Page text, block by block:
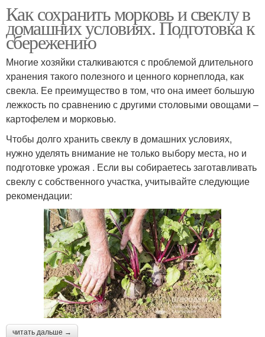
Как сохранить морковь и свеклу в
домашних условиях. Подготовка к
сбережению
Многие хозяйки сталкиваются с проблемой длительного
хранения такого полезного и ценного корнеплода, как
свекла. Ее преимущество в том, что она имеет большую
лежкость по сравнению с другими столовыми овощами –
картофелем и морковью.
Чтобы долго хранить свеклу в домашних условиях,
нужно уделять внимание не только выбору места, но и
подготовке урожая . Если вы собираетесь заготавливать
свеклу с собственного участка, учитывайте следующие
рекомендации:
читать дальше →